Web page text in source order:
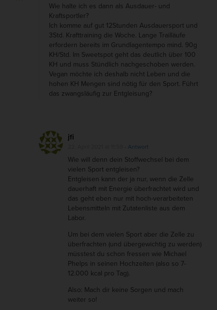
i
l
2
:
S
i
n
i
e
Wie halte ich es dann als Ausdauer- und
Kraftsportler?
Ich komme auf gut 12Stunden Ausdauersport und
3Std. Krafttraining die Woche. Lange Trailläufe
erfordern bereits im Grundlagentempo mind. 90g
KH/Std. Im Sweetspot geht das deutlich über 100
KH und muss Stündlich nachgeschoben werden.
Vegan möchte ich deshalb nicht Leben und die
hohen KH Mengen sind nötig für den Sport. Führt
das zwangsläufig zur Entgleisung?
jfi
- Antwort
Wie will denn dein Stoffwechsel bei dem
vielen Sport entgleisen?
Entgleisen kann der ja nur, wenn die Zelle
dauerhaft mit Energie überfrachtet wird und
das geht eben nur mit hoch-verarbeiteten
Lebensmitteln mit Zutatenliste aus dem
Labor.
Um bei dem vielen Sport aber die Zelle zu
überfrachten (und übergewichtig zu werden)
müsstest du schon fressen wie Michael
Phelps in seinen Hochzeiten (also so 7-
12.000 kcal pro Tag).
Also: Mach dir keine Sorgen und mach
weiter so!